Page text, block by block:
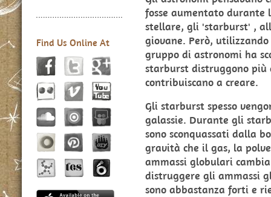
Find Us Online At
fosse aumentato durante
stellare, gli 'starburst' ,
giovane. Però,
gruppo di astronomi ha
starburst distruggono
contribuiscano a creare.
Gli starburst spesso
galassie. Durante gli
sono sconquassati dalla
gravità che il gas, la
ammassi globulari
distruggere gli ammassi
sono abbastanza forti e